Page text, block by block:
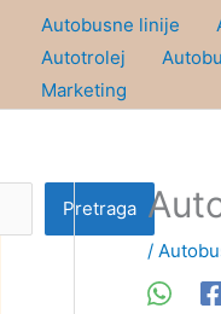
Autobusne linije
Autotrolej
Marketing
Pretraga
/